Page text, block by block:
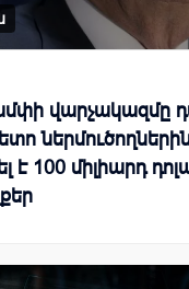
վարչակազմը
է 100 միլիարդ